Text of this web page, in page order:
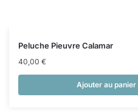
Peluche Pieuvre Calamar
40,00 €
Ajouter au panier